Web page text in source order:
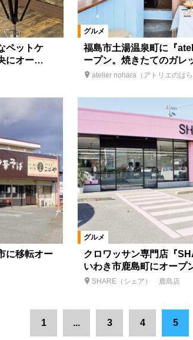
ペットケ
にオー…
グルメ
福島市土湯温泉町に『
ープン。焼きたてのガレ
atelier nohara（アトリエのはら
に移転オー
グルメ
クロワッサン専門店『
いわき市鹿島町にオープ
SHARE（シェア） 鹿島店
1 ... 3 4 5